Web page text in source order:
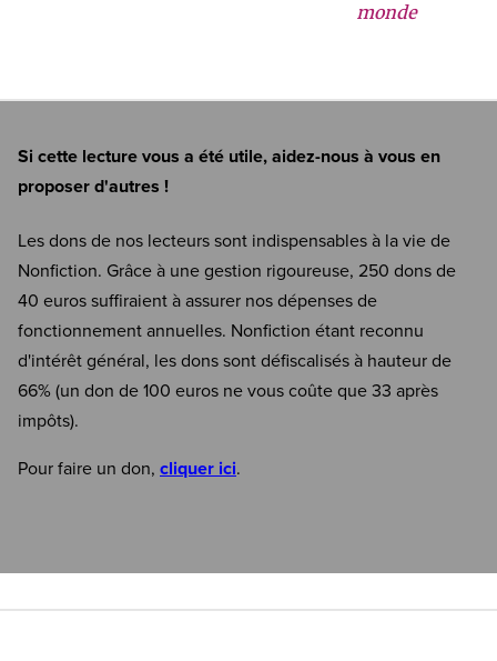
monde
Si cette lecture vous a été utile, aidez-nous à vous en
proposer d'autres !
Les dons de nos lecteurs sont indispensables à la vie de
Nonfiction. Grâce à une gestion rigoureuse, 250 dons de
40 euros suffiraient à assurer nos dépenses de
fonctionnement annuelles. Nonfiction étant reconnu
d'intérêt général, les dons sont défiscalisés à hauteur de
66% (un don de 100 euros ne vous coûte que 33 après
impôts).
Pour faire un don, cliquer ici.